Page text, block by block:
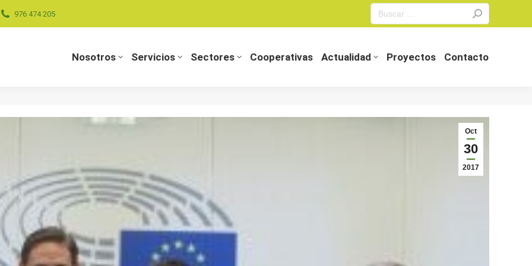
976 474 205
Search:
Nosotros Servicios Sectores Cooperativas Actualidad Proyectos Contacto
Oct
30
2017
Actualidad Proyectos Contacto